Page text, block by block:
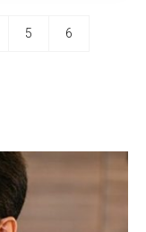
5 6